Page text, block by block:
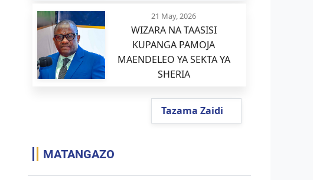
21 May, 2026
WIZARA NA TAASISI
KUPANGA PAMOJA
MAENDELEO YA SEKTA YA
SHERIA
Tazama Zaidi
MATANGAZO